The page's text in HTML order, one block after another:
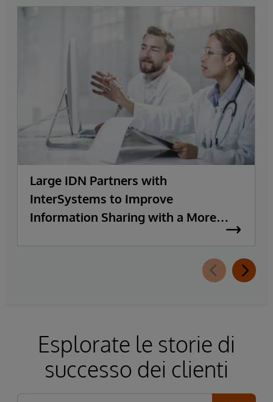
Large IDN Partners with
InterSystems to Improve
Information Sharing with a More
Esplorate le storie di
successo dei clienti